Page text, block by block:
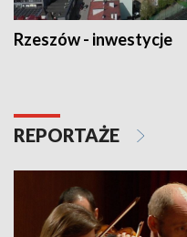
Rzeszów - inwestycje
REPORTAŻE